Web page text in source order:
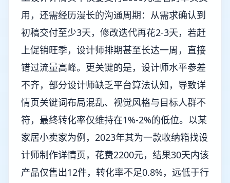
用，还需经历漫长的沟通周期：从需求确认到
初稿交付至少3天，修改迭代再花2-3天，若赶
上促销旺季，设计师排期甚至长达一周，直接
错过流量高峰。更关键的是，设计师水平参差
不齐，部分设计师缺乏平台算法认知，导致详
情页关键词布局混乱、视觉风格与目标人群不
符，最终转化率仅维持在1%-2%的低位。以某
家居小卖家为例，2023年其为一款收纳箱找设
计师制作详情页，花费2200元，结果30天内该
产品仅售出12件，转化率不足0.8%，远低于行